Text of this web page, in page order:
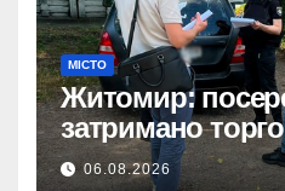
МІСТО
Житомир:
затримано
06.08.2026